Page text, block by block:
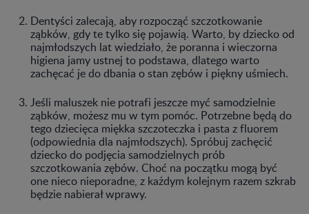
Dentyści zalecają, aby rozpocząć szczotkowanie
ząbków, gdy te tylko się pojawią. Warto, by dziecko od
najmłodszych lat wiedziało, że poranna i wieczorna
higiena jamy ustnej to podstawa, dlatego warto
zachęcać je do dbania o stan zębów i piękny uśmiech.
Jeśli maluszek nie potrafi jeszcze myć samodzielnie
ząbków, możesz mu w tym pomóc. Potrzebne będą do
tego dziecięca miękka szczoteczka i pasta z fluorem
(odpowiednia dla najmłodszych). Spróbuj zachęcić
dziecko do podjęcia samodzielnych prób
szczotkowania zębów. Choć na początku mogą być
one nieco nieporadne, z każdym kolejnym razem szkrab
będzie nabierał wprawy.